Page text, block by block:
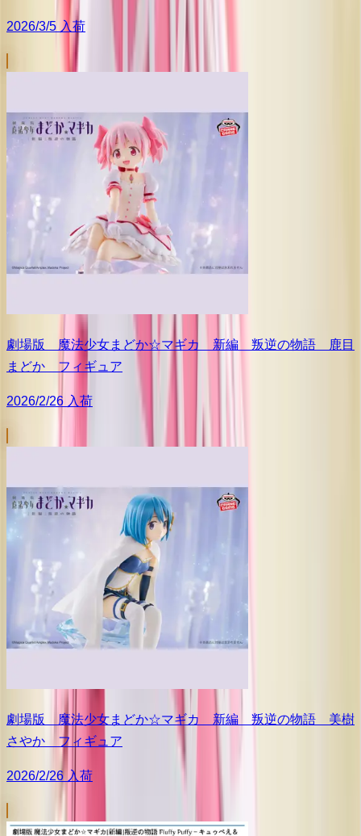
2026/3/5 入荷
劇場版 魔法少女まどか☆マギカ 新編 叛逆の物語 鹿目
まどか フィギュア
2026/2/26 入荷
劇場版 魔法少女まどか☆マギカ 新編 叛逆の物語 美樹
さやか フィギュア
2026/2/26 入荷